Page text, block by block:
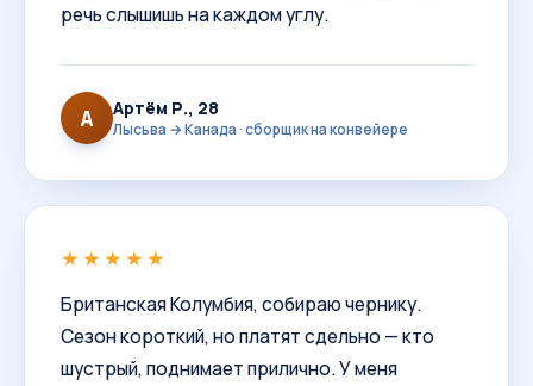
речь слышишь на каждом углу.
А Артём Р., 28
Лысьва → Канада · сборщик на конвейере
★★★★★
Британская Колумбия, собираю чернику.
Сезон короткий, но платят сдельно — кто
шустрый, поднимает прилично. У меня